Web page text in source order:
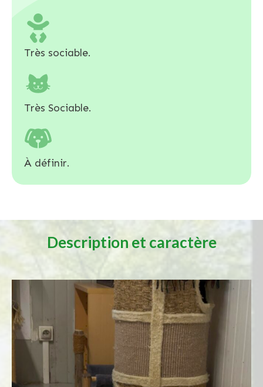
Très sociable.
Très Sociable.
À définir.
Description et caractère